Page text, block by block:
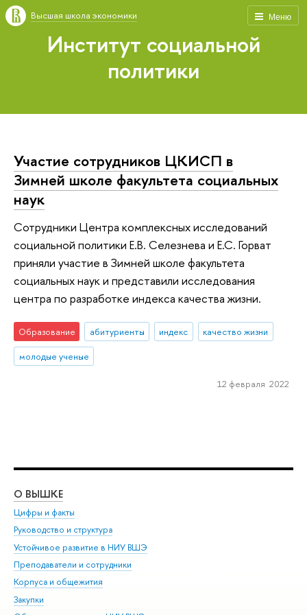
Меню
Высшая школа экономики
Институт социальной
политики
Участие сотрудников ЦКИСП в
Зимней школе факультета социальных
наук
Сотрудники Центра комплексных исследований
социальной политики Е.В. Селезнева и Е.С. Горват
приняли участие в Зимней школе факультета
социальных наук и представили исследования
центра по разработке индекса качества жизни.
Образование абитуриенты индекс
качество жизни
молодые ученые
12 февраля 2022
О ВЫШКЕ
Цифры и факты
Руководство и структура
Устойчивое развитие в НИУ ВШЭ
Преподаватели и сотрудники
Корпуса и общежития
Закупки